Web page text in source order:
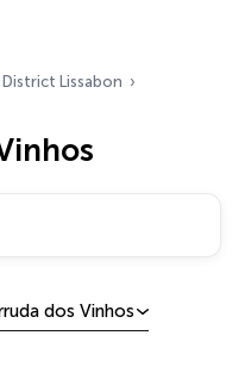
District Lissabon
dos Vinhos